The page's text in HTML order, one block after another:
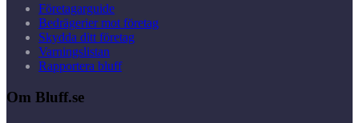
Företagarguide
Bedrägerier mot företag
Skydda ditt företag
Varningslistan
Rapportera bluff
Om Bluff.se